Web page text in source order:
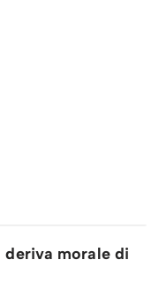
deriva morale di